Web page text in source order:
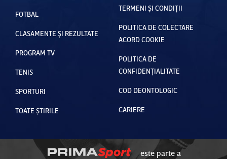
FOTBAL
CLASAMENTE ȘI REZULTATE
PROGRAM TV
TENIS
SPORTURI
TOATE ȘTIRILE
TERMENI ȘI CONDIȚII
POLITICA DE COLECTARE
ACORD COOKIE
POLITICA DE
CONFIDENȚIALITATE
COD DEONTOLOGIC
CARIERE
este parte a